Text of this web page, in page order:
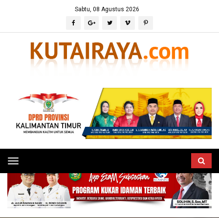
Sabtu, 08 Agustus 2026
Toggle
navigation